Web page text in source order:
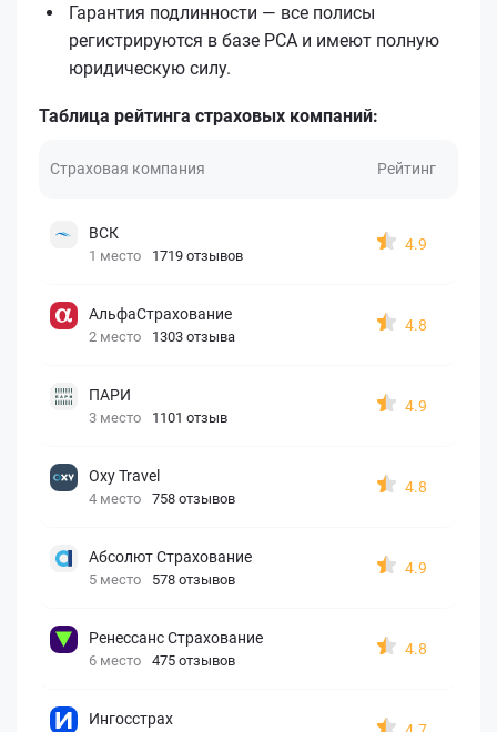
Гарантия подлинности — все полисы
регистрируются в базе РСА и имеют полную
юридическую силу.
Таблица рейтинга страховых компаний:
Страховая компания Рейтинг
ВСК
1 место 1719 отзывов
4.9
АльфаСтрахование
2 место 1303 отзыва
4.8
ПАРИ
3 место 1101 отзыв
4.9
Oxy Travel
4 место 758 отзывов
4.8
Абсолют Страхование
5 место 578 отзывов
4.9
Ренессанс Страхование
6 место 475 отзывов
4.8
Ингосстрах